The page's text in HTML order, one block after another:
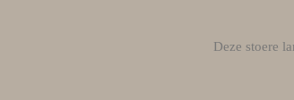
Deze stoere